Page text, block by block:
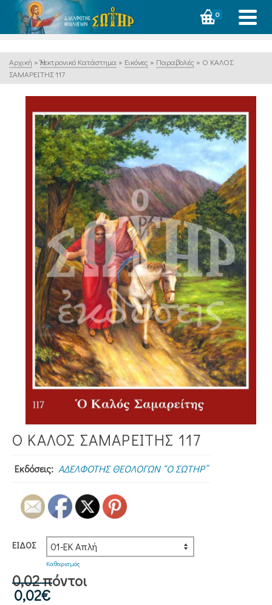
0
Αρχική » Ἠλεκτρονικό Κατάστημα » Εικόνες » Παραβολές » Ο ΚΑΛΟΣ
ΣΑΜΑΡΕΙΤΗΣ 117
Ο ΚΑΛΟΣ ΣΑΜΑΡΕΙΤΗΣ 117
Εκδόσεις: ΑΔΕΛΦΟΤΗΣ ΘΕΟΛΟΓΩΝ “Ο ΣΩΤΗΡ”
ΕΊΔΟΣ
Καθαρισμός
0,02 πόντοι
0,02€